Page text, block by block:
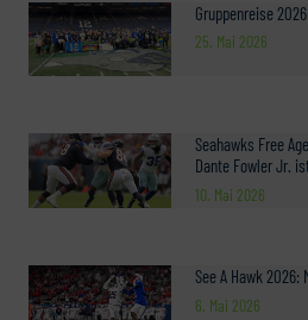
Gruppenreise
25. Mai 2026
Seahawks Free
Dante Fowler Jr.
10. Mai 2026
See A Hawk 2026:
6. Mai 2026